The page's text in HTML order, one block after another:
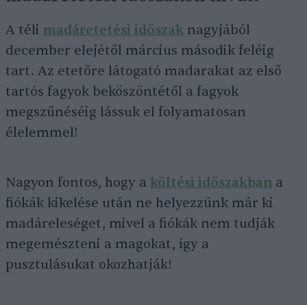
A téli madáretetési időszak nagyjából
december elejétől március második feléig
tart. Az etetőre látogató madarakat az első
tartós fagyok beköszöntétől a fagyok
megszűnéséig lássuk el folyamatosan
élelemmel!
Nagyon fontos, hogy a költési időszakban a
fiókák kikelése után ne helyezzünk már ki
madáreleséget, mivel a fiókák nem tudják
megemészteni a magokat, így a
pusztulásukat okozhatják!